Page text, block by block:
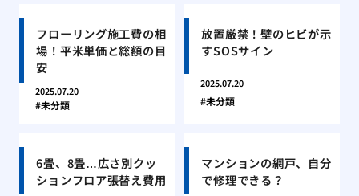
フローリング施工費の相
場！平米単価と総額の目
安
2025.07.20
未分類
放置厳禁！壁のヒビが示
すSOSサイン
2025.07.20
未分類
6畳、8畳…広さ別クッ
ションフロア張替え費用
マンションの網戸、自分
で修理できる？